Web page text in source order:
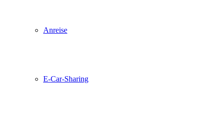
Anreise
E-Car-Sharing